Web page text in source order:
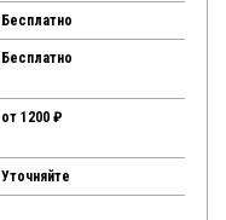
Бесплатно
Бесплатно
от 1200 ₽
Уточняйте